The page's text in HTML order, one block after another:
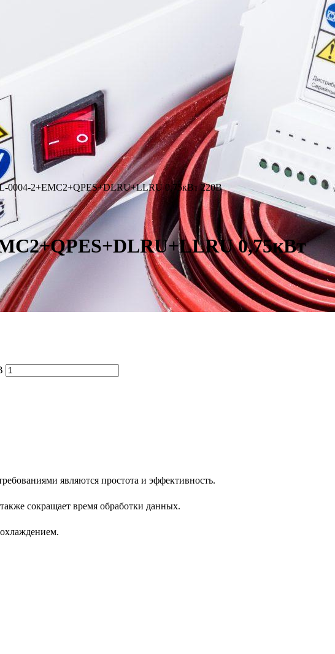
0004-2+EMC2+QPES+DLRU+LLRU 0,75кВт 220В
0,75кВт
являются простота и эффективность.
сокращает время обработки данных.